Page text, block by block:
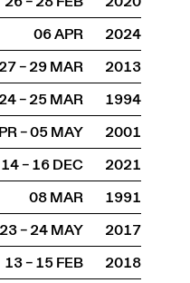
06 APR
2024
27 – 29 MAR
2013
24 – 25 MAR
1994
– 05 MAY
2001
14 – 16 DEC
2021
08 MAR
1991
23 – 24 MAY
2017
13 – 15 FEB
2018